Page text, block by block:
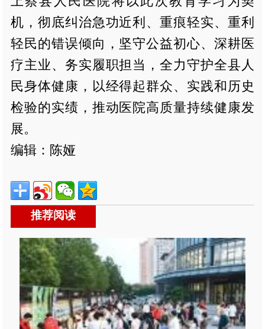
机，彻底纠治急功近利、重痕轻实、重利
轻民的错误倾向，坚守公益初心、深耕医
疗主业、务实履职担当，全力守护全县人
民身体健康，以经得起群众、实践和历史
检验的实绩，推动医院高质量持续健康发
展。
编辑：陈娅
推荐阅读